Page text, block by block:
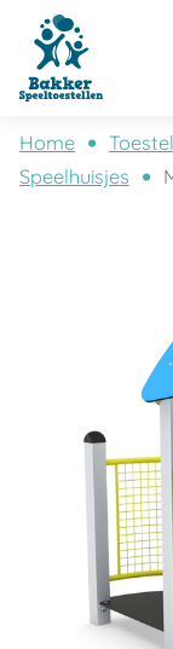
Home
Speelhuisjes